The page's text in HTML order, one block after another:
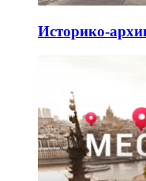
Историко-